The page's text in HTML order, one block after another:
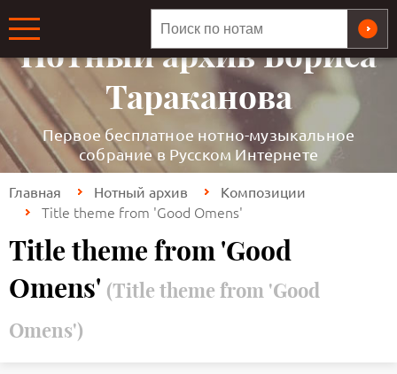
Нотный архив Бориса
Тараканова
Первое бесплатное нотно-музыкальное
собрание в Русском Интернете
Главная Нотный архив Композиции
Title theme from 'Good Omens'
Title theme from 'Good
Omens' (Title theme from 'Good
Omens')